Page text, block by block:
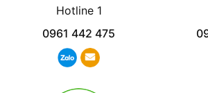
Hotline 1
0961 442 475